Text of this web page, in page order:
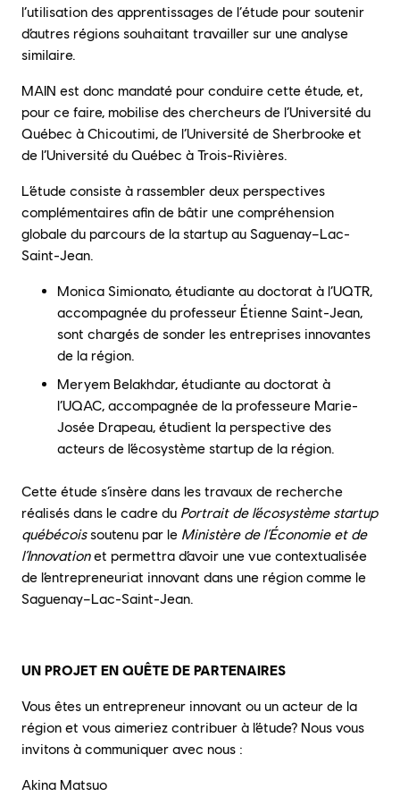
l’utilisation des apprentissages de l‘étude pour soutenir
d’autres régions souhaitant travailler sur une analyse
similaire.
MAIN est donc mandaté pour conduire cette étude, et,
pour ce faire, mobilise des chercheurs de l’Université du
Québec à Chicoutimi, de l’Université de Sherbrooke et
de l’Université du Québec à Trois-Rivières.
L’étude consiste à rassembler deux perspectives
complémentaires afin de bâtir une compréhension
globale du parcours de la startup au Saguenay–Lac-
Saint-Jean.
Monica Simionato, étudiante au doctorat à l’UQTR,
accompagnée du professeur Étienne Saint-Jean,
sont chargés de sonder les entreprises innovantes
de la région.
Meryem Belakhdar, étudiante au doctorat à
l’UQAC, accompagnée de la professeure Marie-
Josée Drapeau, étudient la perspective des
acteurs de l’écosystème startup de la région.
Cette étude s’insère dans les travaux de recherche
réalisés dans le cadre du Portrait de l’écosystème startup
québécoissoutenu par le Ministère de l’Économie et de
l’Innovationet permettra d’avoir une vue contextualisée
de l’entrepreneuriat innovant dans une région comme le
Saguenay–Lac-Saint-Jean.
UN PROJET EN QUÊTE DE PARTENAIRES
Vous êtes un entrepreneur innovant ou un acteur de la
région et vous aimeriez contribuer à l’étude? Nous vous
invitons à communiquer avec nous :
Akina Matsuo